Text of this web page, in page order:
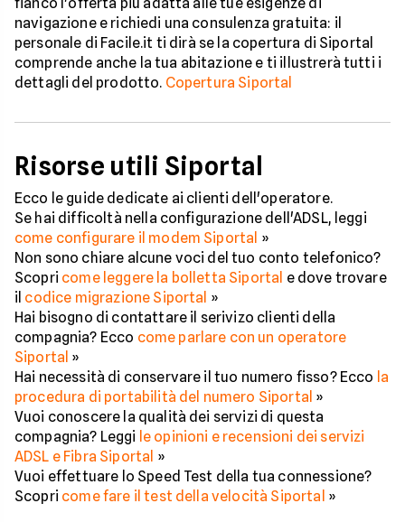
navigazione e richiedi una consulenza gratuita: il
personale di Facile.it ti dirà se la copertura di Siportal
comprende anche la tua abitazione e ti illustrerà tutti i
dettagli del prodotto. Copertura Siportal
Risorse utili Siportal
Ecco le guide dedicate ai clienti dell'operatore.
Se hai difficoltà nella configurazione dell'ADSL, leggi
come configurare il modem Siportal »
Non sono chiare alcune voci del tuo conto telefonico?
Scopri come leggere la bolletta Siportal e dove trovare
il codice migrazione Siportal »
Hai bisogno di contattare il serivizo clienti della
compagnia? Ecco come parlare con un operatore
Siportal »
Hai necessità di conservare il tuo numero fisso? Ecco la
procedura di portabilità del numero Siportal »
Vuoi conoscere la qualità dei servizi di questa
compagnia? Leggi le opinioni e recensioni dei servizi
ADSL e Fibra Siportal »
Vuoi effettuare lo Speed Test della tua connessione?
Scopri come fare il test della velocità Siportal »